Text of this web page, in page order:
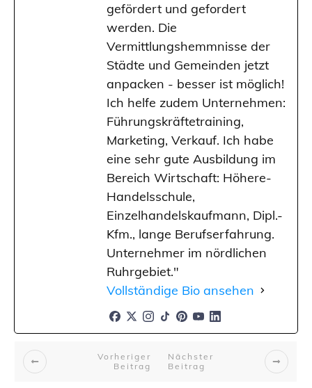
gefördert und gefordert
werden. Die
Vermittlungshemmnisse der
Städte und Gemeinden jetzt
anpacken - besser ist möglich!
Ich helfe zudem Unternehmen:
Führungskräftetraining,
Marketing, Verkauf. Ich habe
eine sehr gute Ausbildung im
Bereich Wirtschaft: Höhere-
Handelsschule,
Einzelhandelskaufmann, Dipl.-
Kfm., lange Berufserfahrung.
Unternehmer im nördlichen
Ruhrgebiet."
Vollständige Bio ansehen
Vorheriger
Beitrag
Nächster
Beitrag